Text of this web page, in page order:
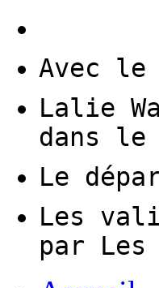
Avec le
Lalie
dans le
Le
Les
par